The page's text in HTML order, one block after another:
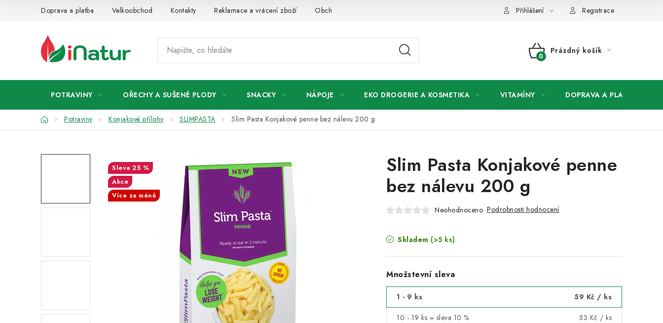
Doprava a platba Velkoobchod Kontakty Reklamace a vrácení zboží Obchodní podmínky Přihlášení Registrace
NÁKUPNÍ
Prázdný košík
POTRAVINY OŘECHY A SUŠENÉ PLODY SNACKY NÁPOJE EKO DROGERIE A KOSMETIKA VITAMÍNY DOPRAVA A PLATBA
DomůPotraviny Konjakové přílohy SLIMPASTA Slim Pasta Konjakové penne bez nálevu 200 g
Slim Pasta Konjakové penne
bez nálevu 200 g
Neohodnoceno Podrobnosti hodnocení
Skladem (>5 ks)
Množstevní sleva
1 - 9 ks 59 Kč / ks
10 - 19 ks = sleva 10 % 53 Kč / ks
25 %
Akce
Více za méně